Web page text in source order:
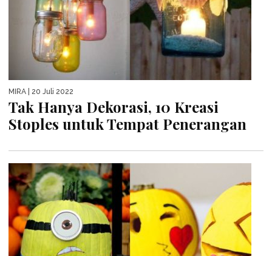
MIRA | 20 Juli 2022
Tak Hanya Dekorasi, 10 Kreasi
Stoples untuk Tempat Penerangan